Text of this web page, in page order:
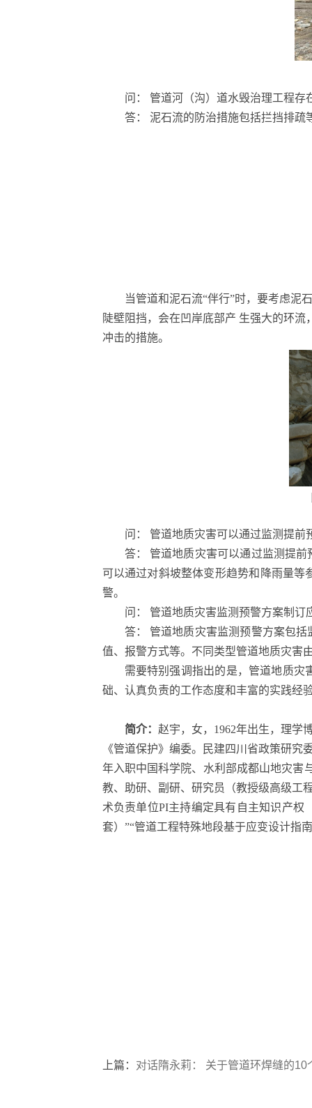
问： 管道河（沟）道水毁治理工程存
答： 泥石流的防治措施包括拦挡排疏
当管道和泥石流“伴行”时，要考虑泥
陡壁阻挡，会在凹岸底部产 生强大的环
冲击的措施。
问： 管道地质灾害可以通过监测提前
答： 管道地质灾害可以通过监测提
可以通过对斜坡整体变形趋势和降雨量
警。
问： 管道地质灾害监测预警方案制订
答： 管道地质灾害监测预警方案包
值、报警方式等。不同类型管道地质灾害
需要特别强调指出的是，管道地质
础、认真负责的工作态度和丰富的实践经
简介： 赵宇，女，1962年出生，理学
《管道保护》编委。民建四川省政策研究
年入职中国科学院、水利部成都山地灾害
教、助研、副研、研究员（教授级高级工
术负责单位PI主持编定具有自主知识产
套）”“管道工程特殊地段基于应变设计指
上篇： 对话隋永莉： 关于管道环焊缝的10